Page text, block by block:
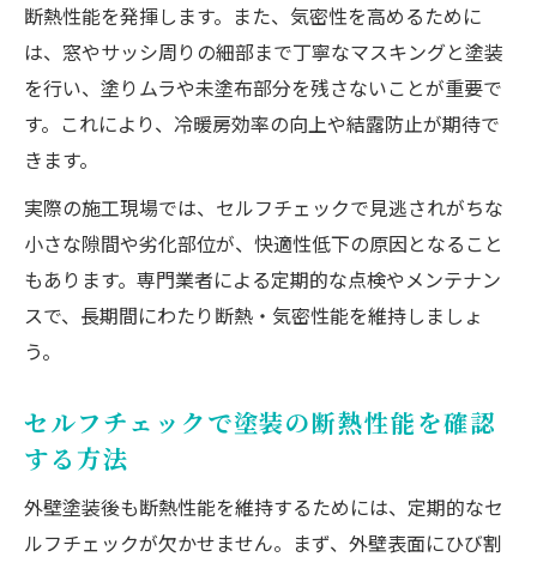
断熱性能を発揮します。また、気密性を高めるために
は、窓やサッシ周りの細部まで丁寧なマスキングと塗装
を行い、塗りムラや未塗布部分を残さないことが重要で
す。これにより、冷暖房効率の向上や結露防止が期待で
きます。
実際の施工現場では、セルフチェックで見逃されがちな
小さな隙間や劣化部位が、快適性低下の原因となること
もあります。専門業者による定期的な点検やメンテナン
スで、長期間にわたり断熱・気密性能を維持しましょ
う。
セルフチェックで塗装の断熱性能を確認
する方法
外壁塗装後も断熱性能を維持するためには、定期的なセ
ルフチェックが欠かせません。まず、外壁表面にひび割